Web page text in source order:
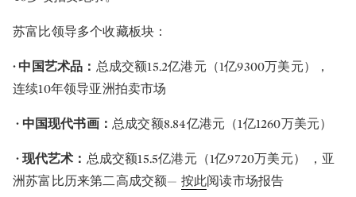
苏富比领导多个收藏板块：
· 中国艺术品： 总成交额15.2亿港元（1亿9300万美元），
连续10年领导亚洲拍卖市场
· 中国现代书画： 总成交额8.84亿港元（1亿1260万美元）
· 现代艺术： 总成交额15.5亿港元（1亿9720万美元） ，亚
洲苏富比历来第二高成交额— 按此阅读市场报告